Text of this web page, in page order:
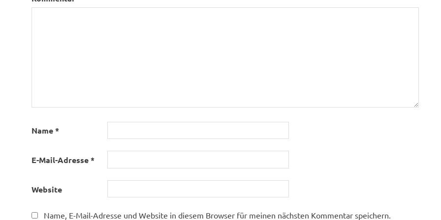
Name*
E-Mail-Adresse*
Website
Name, E-Mail-Adresse und Website in diesem Browser für meinen nächsten Kommentar speichern.